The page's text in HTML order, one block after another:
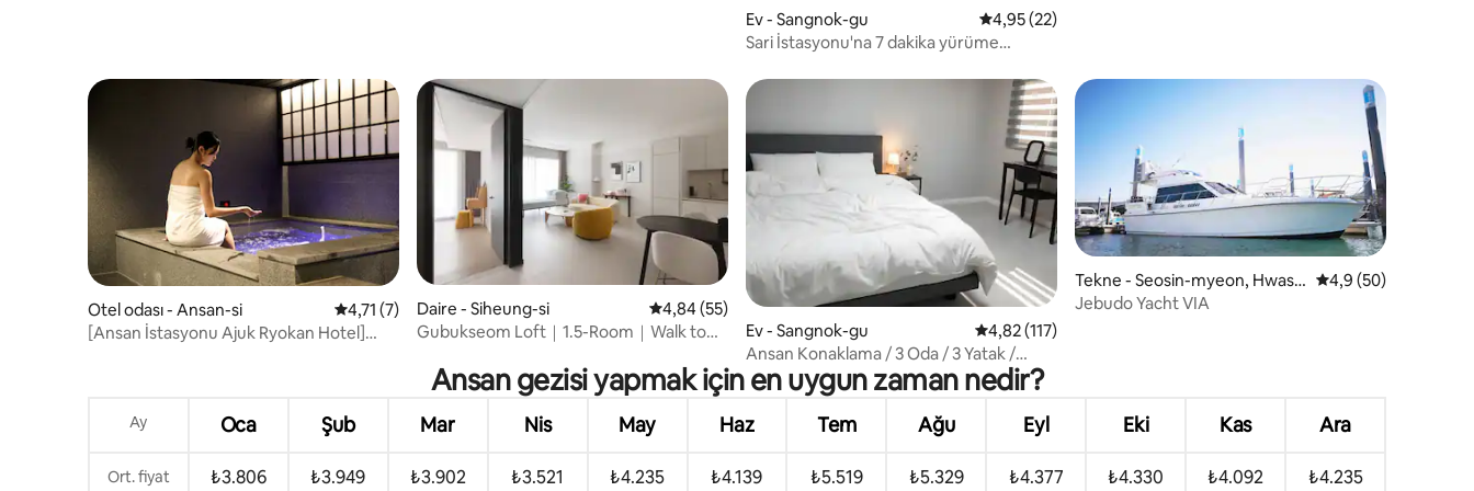
Ev - Sangnok-gu 5 üzerinden ortalama 4,95 puan, 22 değerlendirme
4,95 (22)
Sari İstasyonu'na 7 dakika yürüme
değişim öğrencilerinin talebi üzerine
oluşturulan tam donanımlı 2 katlı
konaklama (park edilebilir)
Otel odası - Ansan-si 5 üzerinden ortalama 4,71 puan, 7 değerlendirme
4,71 (7)
[Ansan İstasyonu Ajuk Ryokan Hotel]
Daire - Siheung-si 5 üzerinden ortalama 4,84 puan, 55 değerlendirme
4,84 (55)
Gubukseom Loft｜1.5-Room｜Walk to
Ev - Sangnok-gu 5 üzerinden ortalama 4,82 puan, 117 değerlendirme
4,82 (117)
Ansan Konaklama / 3 Oda / 3 Yatak /
Grup / Barbekü / Yemek Pişirme /
Hanyang Üniversitesi Konaklama /
Merdiven Düşük Kat / Yasal Konaklama
Tekne - Seosin-myeon, Hwase
ong-si
5 üzerinden
4,9 (50)
Jebudo Yacht VIA
Ansan gezisi yapmak için en uygun zaman nedir?
Ay Oca Şub Mar Nis May Haz Tem Ağu Eyl Eki Kas Ara
Ort. fiyat ₺3.806 ₺3.949 ₺3.902 ₺3.521 ₺4.235 ₺4.139 ₺5.519 ₺5.329 ₺4.377 ₺4.330 ₺4.092 ₺4.235